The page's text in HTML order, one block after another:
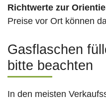
Richtwerte zur
Preise vor Ort können
Gasflaschen
bitte beachten
In den meisten